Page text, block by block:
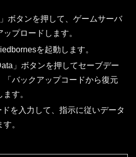
ボタンを押して、ゲームサーバ
プロードします。
を起動します。
」ボタンを押してセーブデー
「バックアップコードから復元
す。
を入力して、指示に従いデータ
。